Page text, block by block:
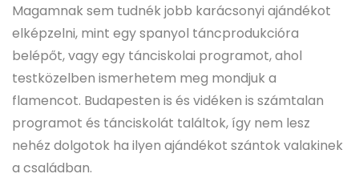
Magamnak sem tudnék jobb karácsonyi ajándékot
elképzelni, mint egy spanyol táncprodukcióra
belépőt, vagy egy tánciskolai programot, ahol
testközelben ismerhetem meg mondjuk a
flamencot. Budapesten is és vidéken is számtalan
programot és tánciskolát találtok, így nem lesz
nehéz dolgotok ha ilyen ajándékot szántok valakinek
a családban.